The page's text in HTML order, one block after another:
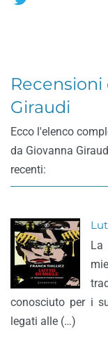
Recensioni
Giraudi
Ecco l'elenco
da Giovanna
recenti:
La
conosciuto per i
legati alle (…)